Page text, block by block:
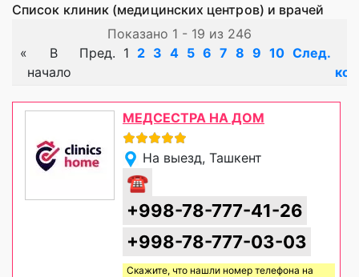
Список клиник (медицинских центров) и врачей
Показано 1 - 19 из 246
«
В
начало
Пред. 1 2 3 4 5 6 7 8 9 10 След.
МЕДСЕСТРА НА ДОМ
На выезд, Ташкент
☎
+998-78-777-41-26
+998-78-777-03-03
Скажите, что нашли номер телефона на